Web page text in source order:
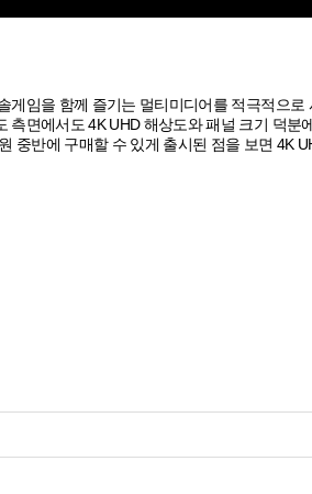
게임을 함께 즐기는 멀티미디어를 적극적으로
면에서도 4K UHD 해상도와 패널 크기 덕분
중반에 구매할 수 있게 출시된 점을 보면 4K